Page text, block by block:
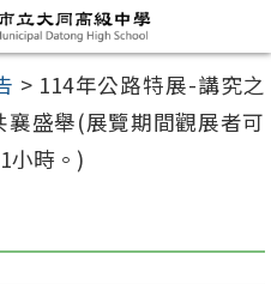
> 114年公路特展-講究之
盛舉(展覽期間觀展者可
小時。)